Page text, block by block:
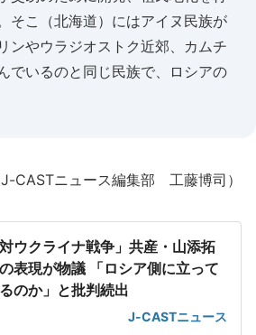
そこ（北海道）にはアイヌ民族が
ンやウラジオストク近郊、カムチ
でいるのと同じ民族で、ロシアの
J-CASTニュース編集部 工藤博司）
対ウクライナ戦争」共産・山添拓
表現が物議 「ロシア側に立って
のか」と批判続出
J-CASTニュース